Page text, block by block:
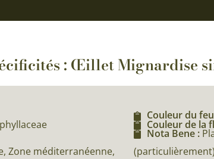
: Œillet Mignardise
Zone méditerranéenne,
Couleur du
Couleur de la
Nota Bene :